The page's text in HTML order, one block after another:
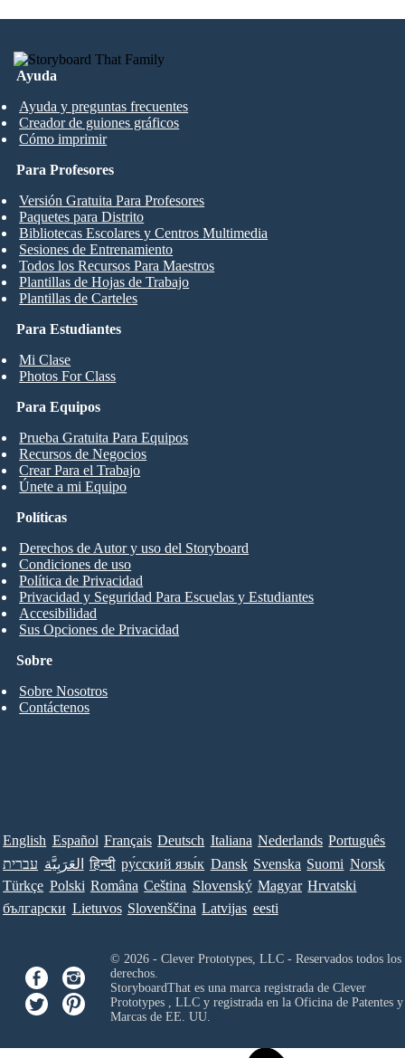
Ayuda
Ayuda y preguntas frecuentes
Creador de guiones gráficos
Cómo imprimir
Para Estudiantes
Mi Clase
Photos For Class
Para Profesores
Versión Gratuita Para Profesores
Paquetes para Distrito
Bibliotecas Escolares y Centros Multimedia
Sesiones de Entrenamiento
Todos los Recursos Para Maestros
Plantillas de Hojas de Trabajo
Plantillas de Carteles
Para Equipos
Prueba Gratuita Para Equipos
Recursos de Negocios
Crear Para el Trabajo
Únete a mi Equipo
Sobre
Sobre Nosotros
Contáctenos
Políticas
Derechos de Autor y uso del Storyboard
Condiciones de uso
Política de Privacidad
Privacidad y Seguridad Para Escuelas y Estudiantes
Accesibilidad
Sus Opciones de Privacidad
English Español Français Deutsch Italiana Nederlands Português
עברית العَرَبِيَّة हिन्दी ру́сский язы́к Dansk Svenska Suomi Norsk
Türkçe Polski Româna Ceština Slovenský Magyar Hrvatski
български Lietuvos Slovenščina Latvijas eesti
© 2026 - Clever Prototypes, LLC - Reservados todos los
derechos.
StoryboardThat es una marca registrada de Clever
Prototypes , LLCy registrada en la Oficina de Patentes y
Marcas de EE. UU.